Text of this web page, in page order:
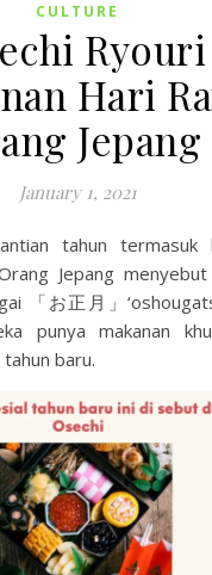
CULTURE
Ryouri
Hari
Jepang
January 1, 2021
Jepang
「お正月」
punya makanan
baru.